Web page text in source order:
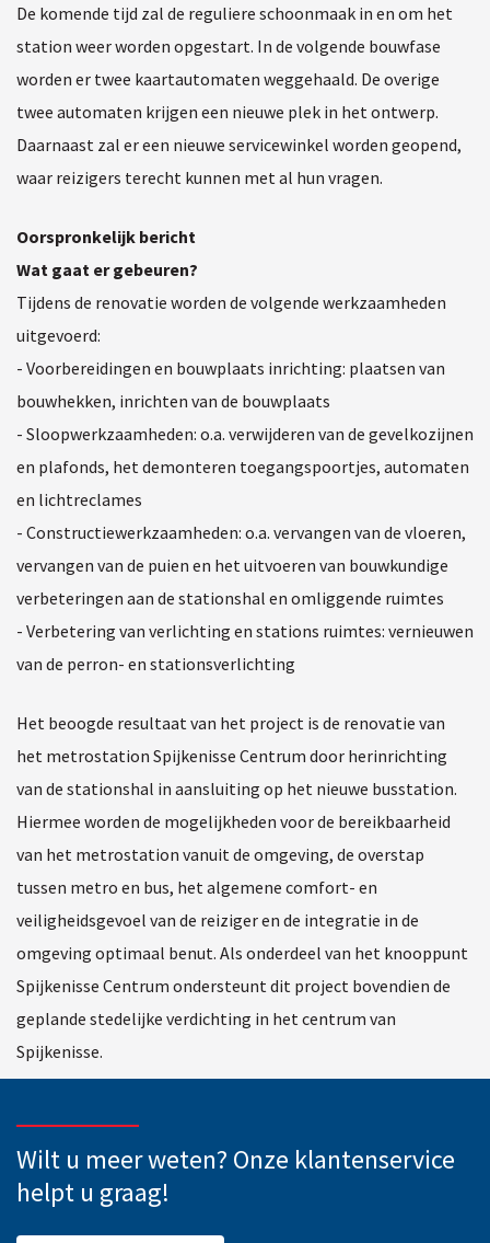
De komende tijd zal de reguliere schoonmaak in en om het
station weer worden opgestart. In de volgende bouwfase
worden er twee kaartautomaten weggehaald. De overige
twee automaten krijgen een nieuwe plek in het ontwerp.
Daarnaast zal er een nieuwe servicewinkel worden geopend,
waar reizigers terecht kunnen met al hun vragen.
Oorspronkelijk bericht
Wat gaat er gebeuren?
Tijdens de renovatie worden de volgende werkzaamheden
uitgevoerd:
- Voorbereidingen en bouwplaats inrichting: plaatsen van
bouwhekken, inrichten van de bouwplaats
- Sloopwerkzaamheden: o.a. verwijderen van de gevelkozijnen
en plafonds, het demonteren toegangspoortjes, automaten
en lichtreclames
- Constructiewerkzaamheden: o.a. vervangen van de vloeren,
vervangen van de puien en het uitvoeren van bouwkundige
verbeteringen aan de stationshal en omliggende ruimtes
- Verbetering van verlichting en stations ruimtes: vernieuwen
van de perron- en stationsverlichting
Het beoogde resultaat van het project is de renovatie van
het metrostation Spijkenisse Centrum door herinrichting
van de stationshal in aansluiting op het nieuwe busstation.
Hiermee worden de mogelijkheden voor de bereikbaarheid
van het metrostation vanuit de omgeving, de overstap
tussen metro en bus, het algemene comfort- en
veiligheidsgevoel van de reiziger en de integratie in de
omgeving optimaal benut. Als onderdeel van het knooppunt
Spijkenisse Centrum ondersteunt dit project bovendien de
geplande stedelijke verdichting in het centrum van
Spijkenisse.
Wilt u meer weten? Onze klantenservice
helpt u graag!